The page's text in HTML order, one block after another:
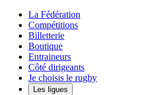
La Fédération
Compétitions
Billetterie
Boutique
Entraineurs
Côté dirigeants
Je choisis le rugby
Les ligues